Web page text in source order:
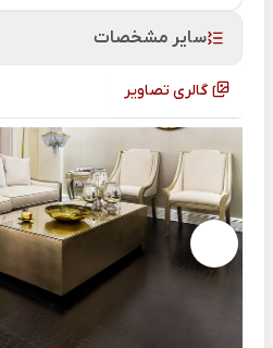
سایر مشخصات
گالری تصاویر